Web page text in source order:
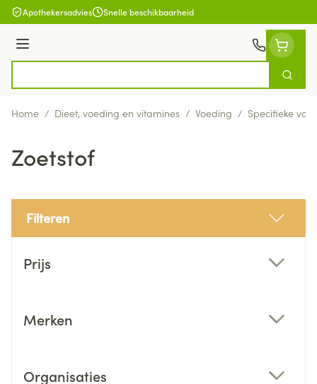
Ga naar de inhoud
Apothekersadvies Snelle beschikbaarheid
Menu
Zoek
Home / Dieet, voeding en vitamines / Voeding / Specifieke
Zoetstof
Filteren
Prijs
Merken
Organisaties